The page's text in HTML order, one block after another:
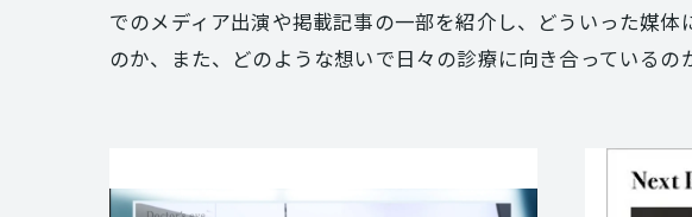
でのメディア出演や掲載記事の一部を紹介し、どういった媒
のか、また、どのような想いで日々の診療に向き合っているの